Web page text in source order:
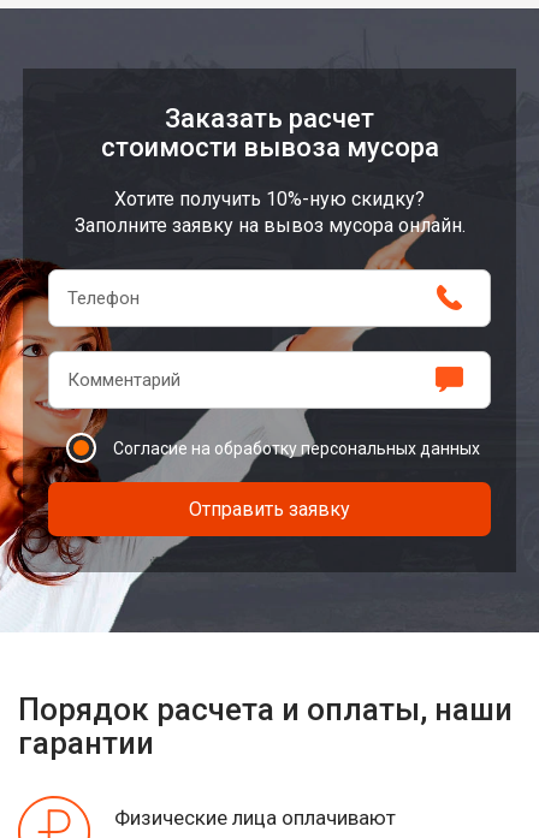
Заказать расчет
стоимости вывоза мусора
Хотите получить 10%-ную скидку?
Заполните заявку на вывоз мусора онлайн.
Согласие на обработку персональных данных
Отправить заявку
Порядок расчета и оплаты, наши
гарантии
Физические лица оплачивают